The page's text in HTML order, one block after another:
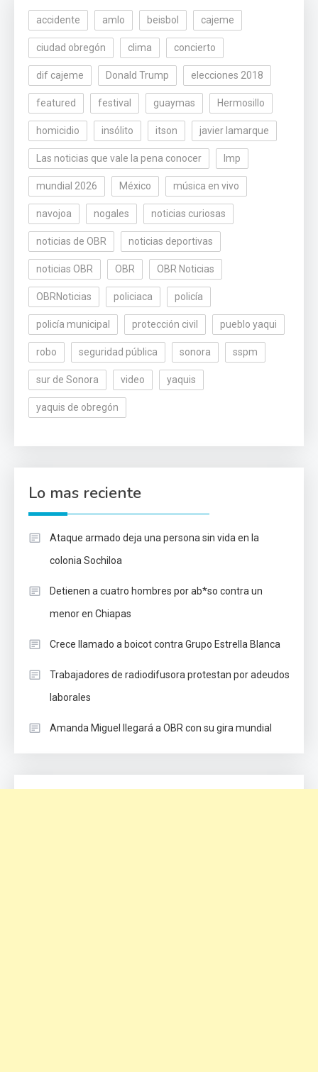
accidente amlo beisbol cajeme
ciudad obregón clima concierto
dif cajeme Donald Trump elecciones 2018
featured festival guaymas Hermosillo
homicidio insólito itson javier lamarque
Las noticias que vale la pena conocer lmp
mundial 2026 México música en vivo
navojoa nogales noticias curiosas
noticias de OBR noticias deportivas
noticias OBR OBR OBR Noticias
OBRNoticias policiaca policía
policía municipal protección civil pueblo yaqui
robo seguridad pública sonora sspm
sur de Sonora video yaquis
yaquis de obregón
Lo mas reciente
Ataque armado deja una persona sin vida en la
colonia Sochiloa
Detienen a cuatro hombres por ab*so contra un
menor en Chiapas
Crece llamado a boicot contra Grupo Estrella Blanca
Trabajadores de radiodifusora protestan por adeudos
laborales
Amanda Miguel llegará a OBR con su gira mundial